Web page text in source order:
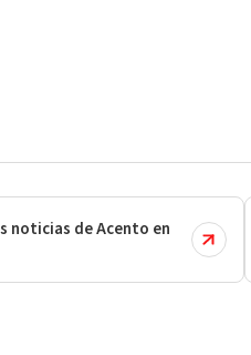
noticias de Acento en